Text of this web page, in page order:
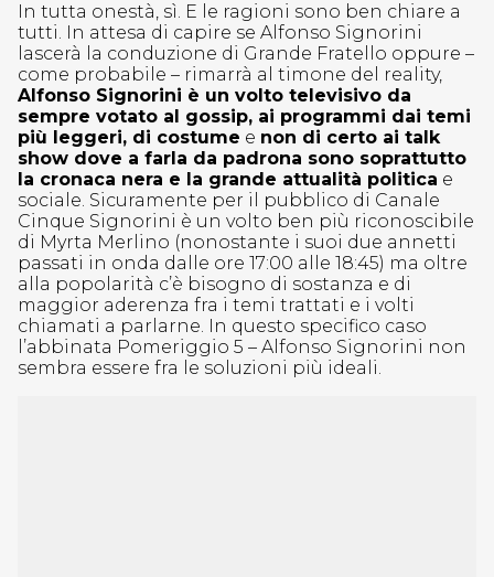
In tutta onestà, sì. E le ragioni sono ben chiare a
tutti. In attesa di capire se Alfonso Signorini
lascerà la conduzione di Grande Fratello oppure –
come probabile – rimarrà al timone del reality,
Alfonso Signorini è un volto televisivo da
sempre votato al gossip, ai programmi dai temi
più leggeri, di costume e non di certo ai talk
show dove a farla da padrona sono soprattutto
la cronaca nera e la grande attualità politica e
sociale. Sicuramente per il pubblico di Canale
Cinque Signorini è un volto ben più riconoscibile
di Myrta Merlino (nonostante i suoi due annetti
passati in onda dalle ore 17:00 alle 18:45) ma oltre
alla popolarità c’è bisogno di sostanza e di
maggior aderenza fra i temi trattati e i volti
chiamati a parlarne. In questo specifico caso
l’abbinata Pomeriggio 5 – Alfonso Signorini non
sembra essere fra le soluzioni più ideali.